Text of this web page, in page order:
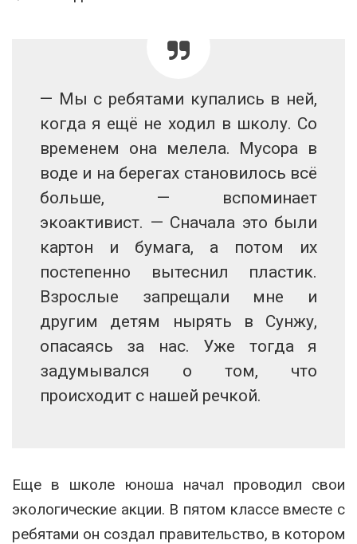
— Мы с ребятами купались в ней,
когда я ещё не ходил в школу. Со
временем она мелела. Мусора в
воде и на берегах становилось всё
больше, — вспоминает
экоактивист. — Сначала это были
картон и бумага, а потом их
постепенно вытеснил пластик.
Взрослые запрещали мне и
другим детям нырять в Сунжу,
опасаясь за нас. Уже тогда я
задумывался о том, что
происходит с нашей речкой.
Еще в школе юноша начал проводил свои
экологические акции. В пятом классе вместе с
ребятами он создал правительство, в котором